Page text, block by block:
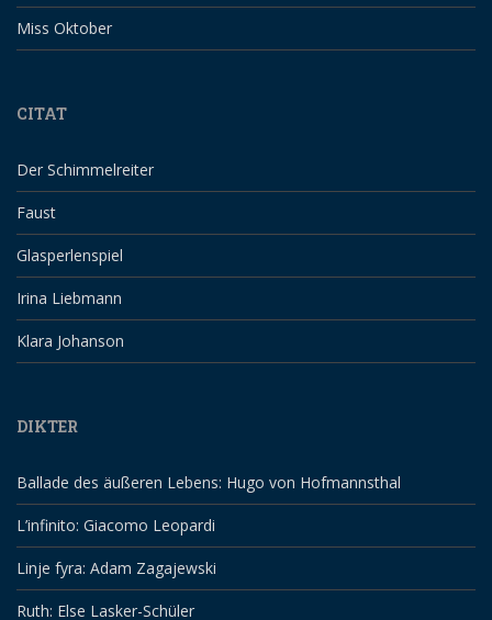
Miss Oktober
CITAT
Der Schimmelreiter
Faust
Glasperlenspiel
Irina Liebmann
Klara Johanson
DIKTER
Ballade des äußeren Lebens: Hugo von Hofmannsthal
L’infinito: Giacomo Leopardi
Linje fyra: Adam Zagajewski
Ruth: Else Lasker-Schüler